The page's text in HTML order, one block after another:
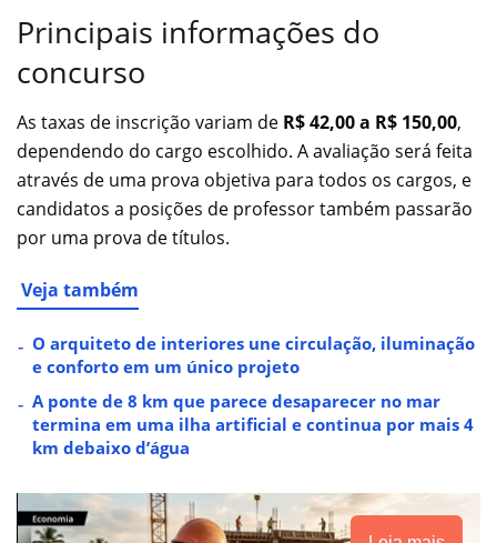
Principais informações do
concurso
As taxas de inscrição variam de R$ 42,00 a R$ 150,00,
dependendo do cargo escolhido. A avaliação será feita
através de uma prova objetiva para todos os cargos, e
candidatos a posições de professor também passarão
por uma prova de títulos.
Veja também
O arquiteto de interiores une circulação, iluminação
e conforto em um único projeto
A ponte de 8 km que parece desaparecer no mar
termina em uma ilha artificial e continua por mais 4
km debaixo d’água